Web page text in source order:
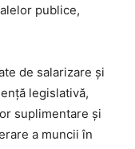
publice,
de salarizare și
legislativă,
suplimentare și
a muncii în